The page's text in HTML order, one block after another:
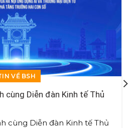
VỀ BSH
cùng Diễn đàn Kinh tế Thủ
cùng Diễn đàn Kinh tế Thủ